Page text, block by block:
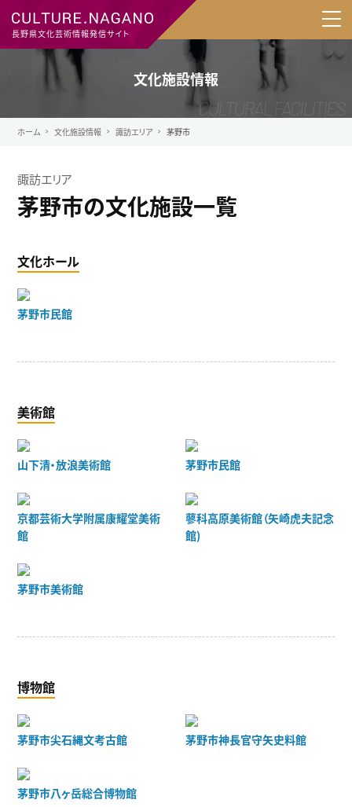
長野県文化芸術情報発信サイト
文化施設情報
ホーム 文化施設情報 諏訪エリア 茅野市
諏訪エリア
茅野市の文化施設一覧
文化ホール
茅野市民館
美術館
山下清・放浪美術館 茅野市民館
京都芸術大学附属康耀堂美術
館
蓼科高原美術館（矢崎虎夫記念
館)
茅野市美術館
博物館
茅野市尖石縄文考古館 茅野市神長官守矢史料館
茅野市八ヶ岳総合博物館